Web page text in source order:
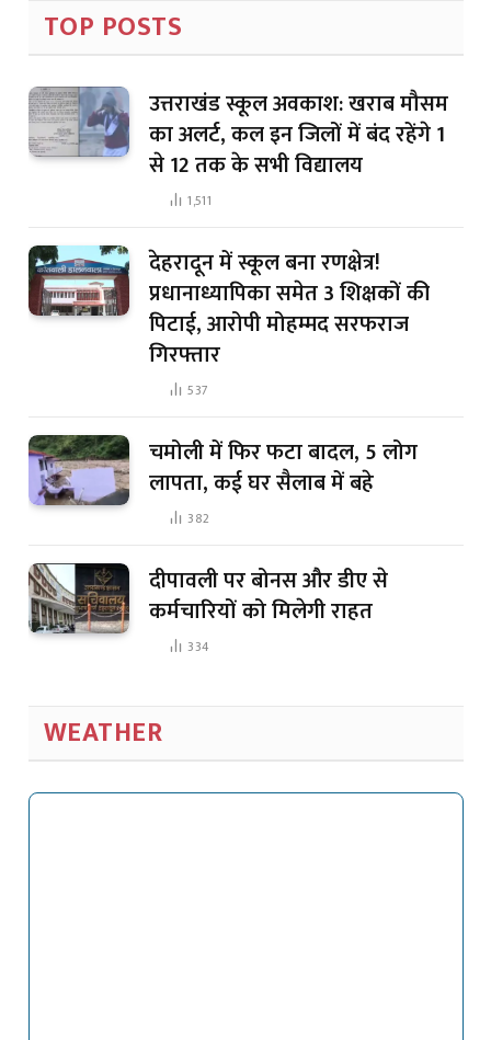
TOP POSTS
उत्तराखंड स्कूल अवकाश: खराब मौसम
का अलर्ट, कल इन जिलों में बंद रहेंगे 1
से 12 तक के सभी विद्यालय
1,511
देहरादून में स्कूल बना रणक्षेत्र!
प्रधानाध्यापिका समेत 3 शिक्षकों की
पिटाई, आरोपी मोहम्मद सरफराज
गिरफ्तार
537
चमोली में फिर फटा बादल, 5 लोग
लापता, कई घर सैलाब में बहे
382
दीपावली पर बोनस और डीए से
कर्मचारियों को मिलेगी राहत
334
WEATHER